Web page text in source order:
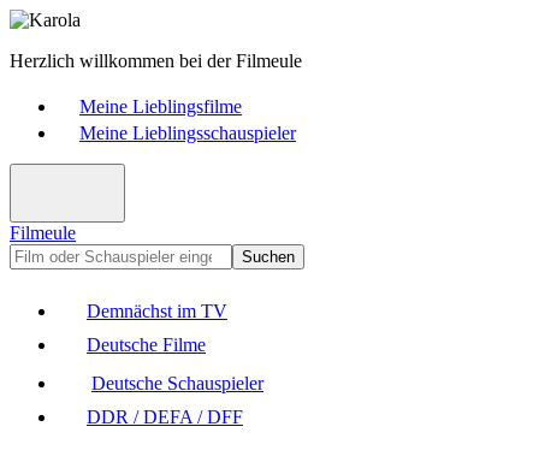
Herzlich willkommen bei der Filmeule
Meine Lieblingsfilme
Meine Lieblingsschauspieler
Filmeule
Suchen
Demnächst im TV
Deutsche Filme
Deutsche Schauspieler
DDR / DEFA / DFF